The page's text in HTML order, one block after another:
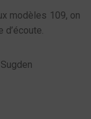
modèles 109, on
d’écoute.